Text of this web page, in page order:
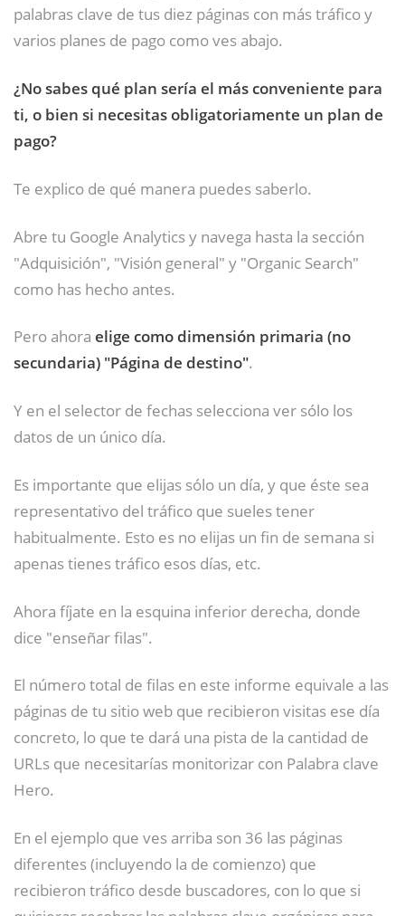
palabras clave de tus diez páginas con más tráfico y
varios planes de pago como ves abajo.
¿No sabes qué plan sería el más conveniente para
ti, o bien si necesitas obligatoriamente un plan de
pago?
Te explico de qué manera puedes saberlo.
Abre tu Google Analytics y navega hasta la sección
"Adquisición", "Visión general" y "Organic Search"
como has hecho antes.
Pero ahora elige como dimensión primaria (no
secundaria) "Página de destino".
Y en el selector de fechas selecciona ver sólo los
datos de un único día.
Es importante que elijas sólo un día, y que éste sea
representativo del tráfico que sueles tener
habitualmente. Esto es no elijas un fin de semana si
apenas tienes tráfico esos días, etc.
Ahora fíjate en la esquina inferior derecha, donde
dice "enseñar filas".
El número total de filas en este informe equivale a las
páginas de tu sitio web que recibieron visitas ese día
concreto, lo que te dará una pista de la cantidad de
URLs que necesitarías monitorizar con Palabra clave
Hero.
En el ejemplo que ves arriba son 36 las páginas
diferentes (incluyendo la de comienzo) que
recibieron tráfico desde buscadores, con lo que si